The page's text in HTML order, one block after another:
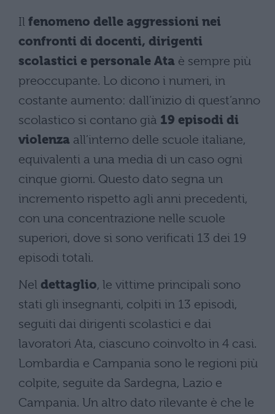
Il fenomeno delle aggressioni nei
confronti di docenti, dirigenti
scolastici e personale Ata è sempre più
preoccupante. Lo dicono i numeri, in
costante aumento: dall’inizio di quest’anno
scolastico si contano già 19 episodi di
violenza all’interno delle scuole italiane,
equivalenti a una media di un caso ogni
cinque giorni. Questo dato segna un
incremento rispetto agli anni precedenti,
con una concentrazione nelle scuole
superiori, dove si sono verificati 13 dei 19
episodi totali.
Nel dettaglio, le vittime principali sono
stati gli insegnanti, colpiti in 13 episodi,
seguiti dai dirigenti scolastici e dai
lavoratori Ata, ciascuno coinvolto in 4 casi.
Lombardia e Campania sono le regioni più
colpite, seguite da Sardegna, Lazio e
Campania. Un altro dato rilevante è che le